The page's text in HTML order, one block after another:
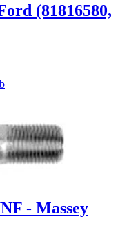
(81816580,
- Massey